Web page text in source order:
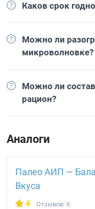
Каков срок
Можно ли
микроволновке?
Можно ли
рацион?
Аналоги
Палео АИП —
Вкуса
4 Отзывов: 6